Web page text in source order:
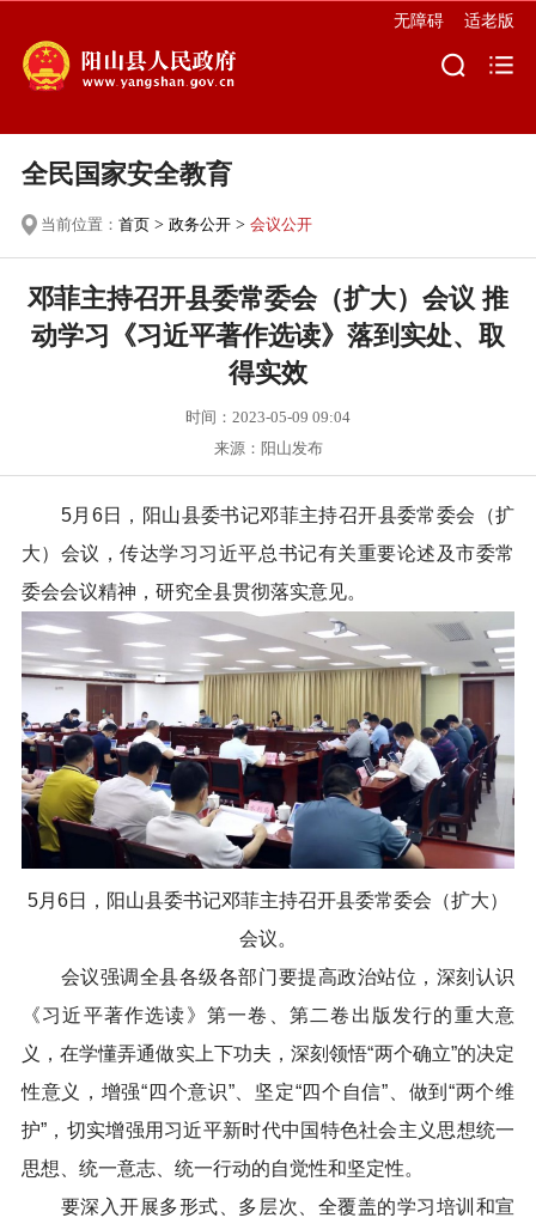
无障碍 适老版
全民国家安全教育
当前位置： 首页> 政务公开> 会议公开
邓菲主持召开县委常委会（扩大）会议 推
动学习《习近平著作选读》落到实处、取
得实效
时间：2023-05-09 09:04
来源：阳山发布
5月6日，阳山县委书记邓菲主持召开县委常委会（扩
大）会议，传达学习习近平总书记有关重要论述及市委常
委会会议精神，研究全县贯彻落实意见。
5月6日，阳山县委书记邓菲主持召开县委常委会（扩大）
会议。
会议强调全县各级各部门要提高政治站位，深刻认识
《习近平著作选读》第一卷、第二卷出版发行的重大意
义，在学懂弄通做实上下功夫，深刻领悟“两个确立”的决定
性意义，增强“四个意识”、坚定“四个自信”、做到“两个维
护”，切实增强用习近平新时代中国特色社会主义思想统一
思想、统一意志、统一行动的自觉性和坚定性。
要深入开展多形式、多层次、全覆盖的学习培训和宣